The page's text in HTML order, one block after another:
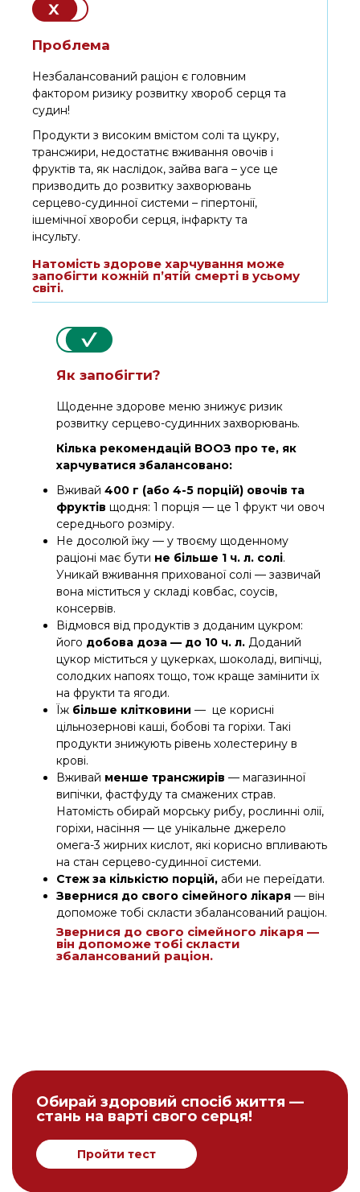
Проблема
Незбалансований раціон є головним
фактором ризику розвитку хвороб серця та
судин!
Продукти з високим вмістом солі та цукру,
трансжири, недостатнє вживання овочів і
фруктів та, як наслідок, зайва вага – усе це
призводить до розвитку захворювань
серцево-судинної системи – гіпертонії,
ішемічної хвороби серця, інфаркту та
інсульту.
Натомість здорове харчування може
запобігти кожній п’ятій смерті в усьому
світі.
Як запобігти?
Щоденне здорове меню знижує ризик
розвитку серцево-судинних захворювань.
Кілька рекомендацій ВООЗ про те, як
харчуватися збалансовано:
Вживай 400 г (або 4-5 порцій) овочів та
фруктів щодня: 1 порція — це 1 фрукт чи овоч
середнього розміру.
Не досолюй їжу — у твоєму щоденному
раціоні має бути не більше 1 ч. л. солі.
Уникай вживання прихованої солі — зазвичай
вона міститься у складі ковбас, соусів,
консервів.
Відмовся від продуктів з доданим цукром:
його добова доза — до 10 ч. л. Доданий
цукор міститься у цукерках, шоколаді, випічці,
солодких напоях тощо, тож краще замінити їх
на фрукти та ягоди.
Їж більше клітковини — це корисні
цільнозернові каші, бобові та горіхи. Такі
продукти знижують рівень холестерину в
крові.
Вживай менше трансжирів — магазинної
випічки, фастфуду та смажених страв.
Натомість обирай морську рибу, рослинні олії,
горіхи, насіння — це унікальне джерело
омега-3 жирних кислот, які корисно впливають
на стан серцево-судинної системи.
Стеж за кількістю порцій, аби не переїдати.
Звернися до свого сімейного лікаря — він
допоможе тобі скласти збалансований раціон.
Звернися до свого сімейного лікаря —
він допоможе тобі скласти
збалансований раціон.
Обирай здоровий спосіб життя —
стань на варті свого серця!
Пройти тест